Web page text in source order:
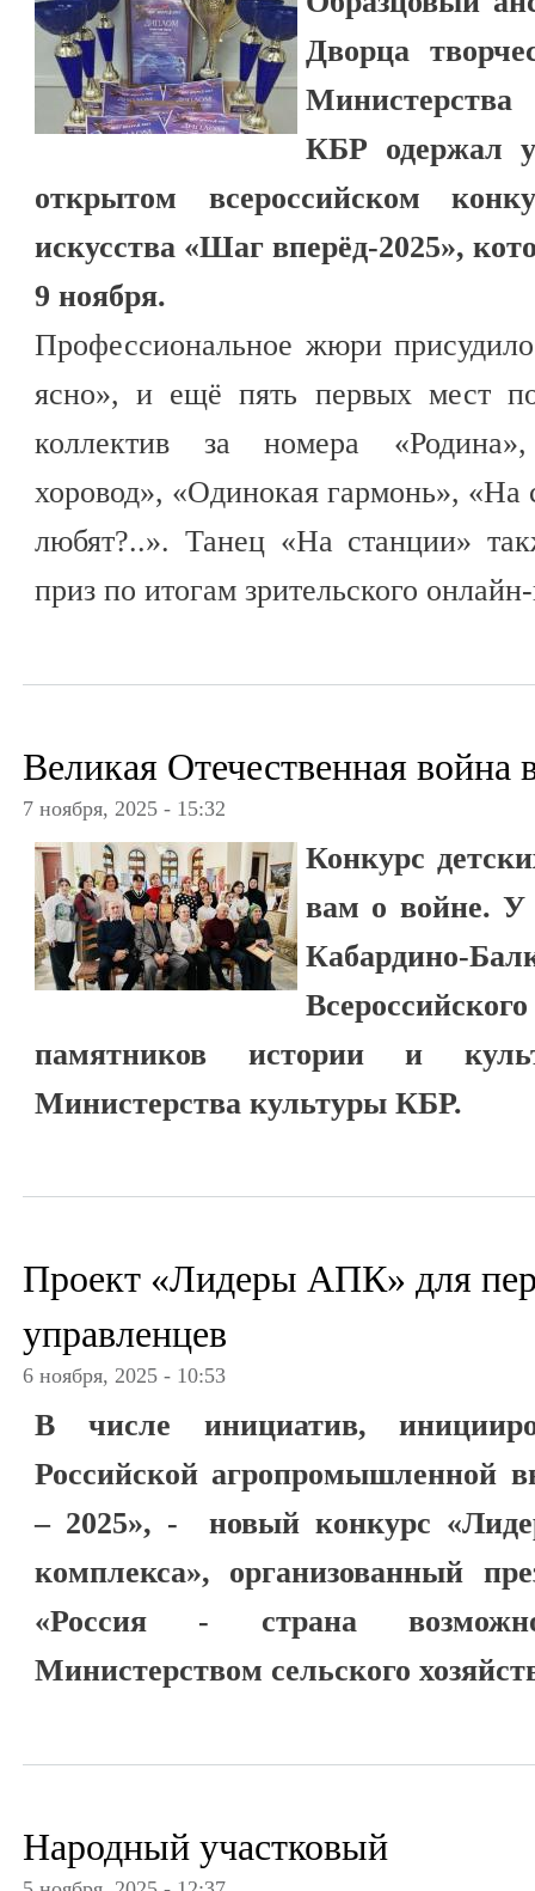
Дворца
КБР одержал
открытом всероссийском
искусства «Шаг вперёд-2025»,
9 ноября.
Профессиональное жюри
ясно», и ещё пять первых мест
коллектив за номера
хоровод», «Одинокая гармонь», «На
любят?..». Танец «На станции»
приз по итогам зрительского
Великая Отечественная война
7 ноября, 2025 - 15:32
Конкурс
вам о войне. У
Кабардино-
памятников истории и
Министерства культуры КБР.
Проект «Лидеры АПК» для
управленцев
6 ноября, 2025 - 10:53
В числе инициатив,
Российской агропромышленной
– 2025», - новый конкурс
комплекса», организованный
«Россия - страна
Министерством сельского
Народный участковый